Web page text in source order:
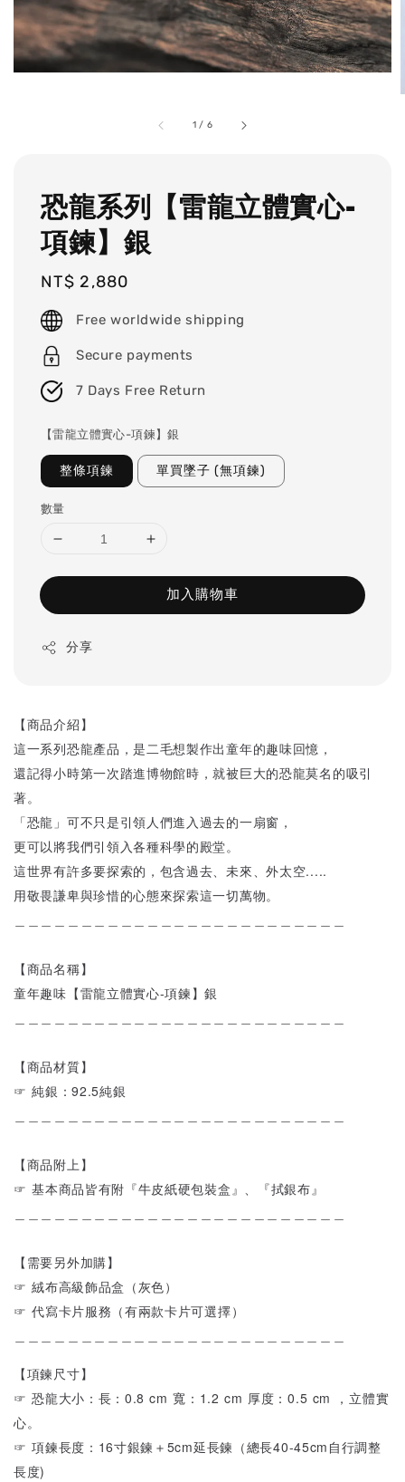
1 / 6
恐龍系列【雷龍立體實心-
項鍊】銀
Regular
price
NT$ 2,880
Free worldwide shipping
Secure payments
7 Days Free Return
【雷龍立體實心-項鍊】銀
整條項鍊 單買墜子 (無項鍊)
數量
加入購物車
分享
【商品介紹】
這一系列恐龍產品，是二毛想製作出童年的趣味回憶，
還記得小時第一次踏進博物館時，就被巨大的恐龍莫名的吸引
著。
「恐龍」可不只是引領人們進入過去的一扇窗，
更可以將我們引領入各種科學的殿堂。
這世界有許多要探索的，包含過去、未來、外太空.....
用敬畏謙卑與珍惜的心態來探索這一切萬物。
【商品名稱】
童年趣味【雷龍立體實心-項鍊】銀
【商品材質】
☞ 純銀：92.5純銀
【商品附上】
☞ 基本商品皆有附『牛皮紙硬包裝盒』、『拭銀布』
【需要另外加購】
☞ 絨布高級飾品盒（灰色）
☞ 代寫卡片服務（有兩款卡片可選擇）
【項鍊尺寸】
☞ 恐龍大小：長：0.8 cm 寬：1.2 cm 厚度：0.5 cm ，立體實
心。
☞ 項鍊長度：16寸銀鍊＋5cm延長鍊（總長40-45cm自行調整
長度)